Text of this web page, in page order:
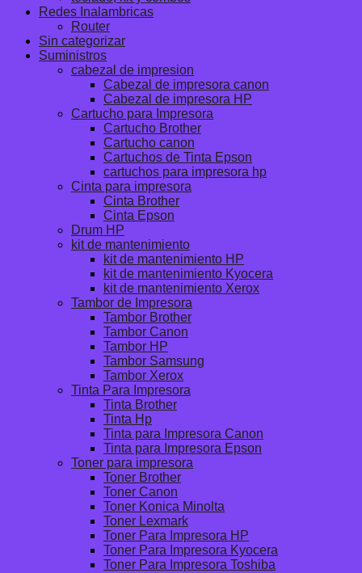
Redes Inalambricas
Router
Sin categorizar
Suministros
cabezal de impresion
Cabezal de impresora canon
Cabezal de impresora HP
Cartucho para Impresora
Cartucho Brother
Cartucho canon
Cartuchos de Tinta Epson
cartuchos para impresora hp
Cinta para impresora
Cinta Brother
Cinta Epson
Drum HP
kit de mantenimiento
kit de mantenimiento HP
kit de mantenimiento Kyocera
kit de mantenimiento Xerox
Tambor de Impresora
Tambor Brother
Tambor Canon
Tambor HP
Tambor Samsung
Tambor Xerox
Tinta Para Impresora
Tinta Brother
Tinta Hp
Tinta para Impresora Canon
Tinta para Impresora Epson
Toner para impresora
Toner Brother
Toner Canon
Toner Konica Minolta
Toner Lexmark
Toner Para Impresora HP
Toner Para Impresora Kyocera
Toner Para Impresora Toshiba